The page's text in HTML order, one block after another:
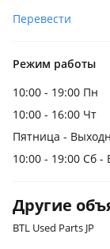
Перевести
Режим работы
10:00 - 19:00 Пн
10:00 - 16:00 Чт
Пятница -
10:00 - 19:00 Сб -
Другие
BTL Used Parts JP